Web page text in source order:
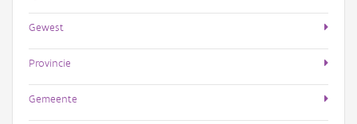
Gewest
Provincie
Gemeente